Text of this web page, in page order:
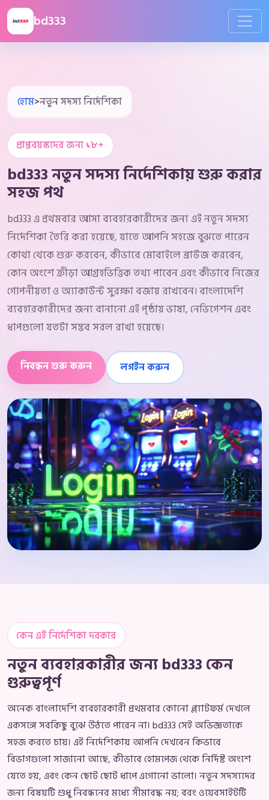
bd333
হোম>নতুন সদস্য নির্দেশিকা
প্রাপ্তবয়স্কদের জন্য ১৮+
bd333 নতুন সদস্য নির্দেশিকায় শুরু করার
সহজ পথ
bd333 এ প্রথমবার আসা ব্যবহারকারীদের জন্য এই নতুন সদস্য
নির্দেশিকা তৈরি করা হয়েছে, যাতে আপনি সহজে বুঝতে পারেন
কোথা থেকে শুরু করবেন, কীভাবে মোবাইলে ব্রাউজ করবেন,
কোন অংশে ক্রীড়া আগ্রহভিত্তিক তথ্য পাবেন এবং কীভাবে নিজের
গোপনীয়তা ও অ্যাকাউন্ট সুরক্ষা বজায় রাখবেন। বাংলাদেশি
ব্যবহারকারীদের জন্য বানানো এই পৃষ্ঠায় ভাষা, নেভিগেশন এবং
ধাপগুলো যতটা সম্ভব সরল রাখা হয়েছে।
নিবন্ধন শুরু করুন লগইন করুন
কেন এই নির্দেশিকা দরকার
নতুন ব্যবহারকারীর জন্য bd333 কেন
গুরুত্বপূর্ণ
অনেক বাংলাদেশি ব্যবহারকারী প্রথমবার কোনো প্ল্যাটফর্ম দেখলে
একসঙ্গে সবকিছু বুঝে উঠতে পারেন না। bd333 সেই অভিজ্ঞতাকে
সহজ করতে চায়। এই নির্দেশিকায় আপনি দেখবেন কিভাবে
বিভাগগুলো সাজানো আছে, কীভাবে হোমপেজ থেকে নির্দিষ্ট অংশে
যেতে হয়, এবং কেন ছোট ছোট ধাপে এগোনো ভালো। নতুন সদস্যদের
জন্য বিষয়টি শুধু নিবন্ধনের মধ্যে সীমাবদ্ধ নয়; বরং ওয়েবসাইটটি